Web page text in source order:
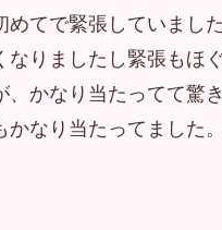
めてで緊張していまし
なりましたし緊張もほ
、かなり当たってて驚
なり当たってました